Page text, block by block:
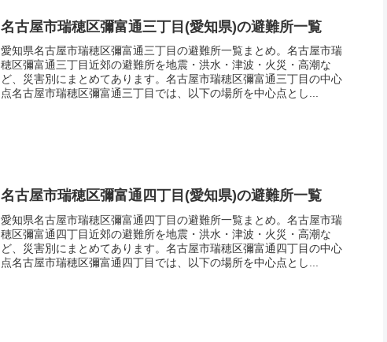
名古屋市瑞穂区彌富通三丁目(愛知県)の避難所一覧
愛知県名古屋市瑞穂区彌富通三丁目の避難所一覧まとめ。名古屋市瑞
穂区彌富通三丁目近郊の避難所を地震・洪水・津波・火災・高潮な
ど、災害別にまとめてあります。名古屋市瑞穂区彌富通三丁目の中心
点名古屋市瑞穂区彌富通三丁目では、以下の場所を中心点とし...
名古屋市瑞穂区彌富通四丁目(愛知県)の避難所一覧
愛知県名古屋市瑞穂区彌富通四丁目の避難所一覧まとめ。名古屋市瑞
穂区彌富通四丁目近郊の避難所を地震・洪水・津波・火災・高潮な
ど、災害別にまとめてあります。名古屋市瑞穂区彌富通四丁目の中心
点名古屋市瑞穂区彌富通四丁目では、以下の場所を中心点とし...